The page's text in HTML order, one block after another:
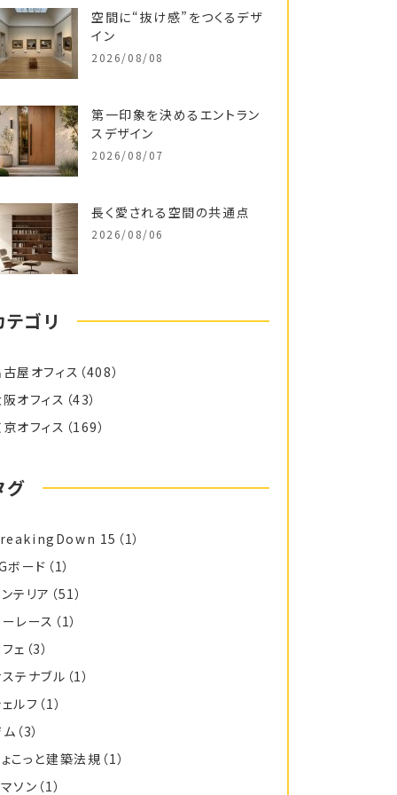
空間に“抜け感”をつくるデザ
イン
2026/08/08
第一印象を決めるエントラン
スデザイン
2026/08/07
長く愛される空間の共通点
2026/08/06
テゴリ
屋オフィス （408）
オフィス （43）
オフィス （169）
グ
15 （1）
ボード （1）
テリア （51）
レース （1）
ェ （3）
テナブル （1）
ルフ （1）
（3）
こっと建築法規 （1）
ソン （1）